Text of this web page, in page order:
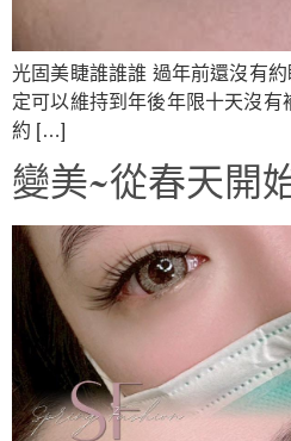
光固美睫誰誰誰 過年前還沒有
定可以維持到年後年限十天沒
約 […]
變美~從春天開